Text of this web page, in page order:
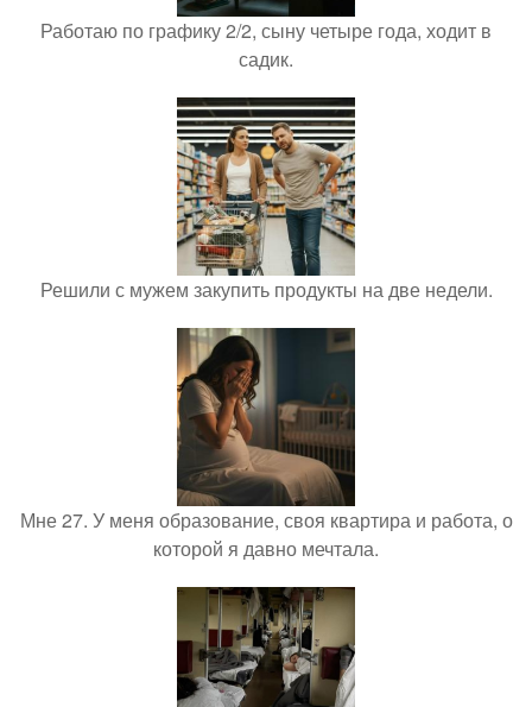
Работаю по графику 2/2, сыну четыре года, ходит в
садик.
Решили с мужем закупить продукты на две недели.
Мне 27. У меня образование, своя квартира и работа, о
которой я давно мечтала.